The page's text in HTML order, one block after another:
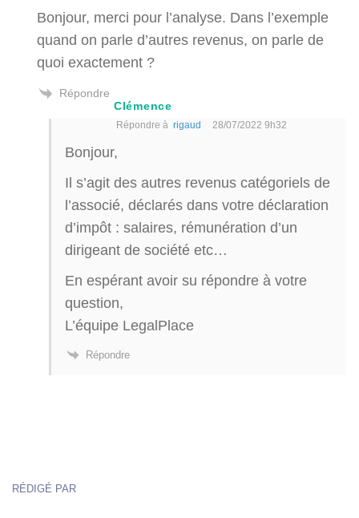
Bonjour, merci pour l’analyse. Dans l’exemple
quand on parle d’autres revenus, on parle de
quoi exactement ?
Répondre
Clémence
Répondre à rigaud 28/07/2022 9h32
Bonjour,
Il s’agit des autres revenus catégoriels de
l’associé, déclarés dans votre déclaration
d’impôt : salaires, rémunération d’un
dirigeant de société etc…
En espérant avoir su répondre à votre
question,
L’équipe LegalPlace
Répondre
RÉDIGÉ PAR